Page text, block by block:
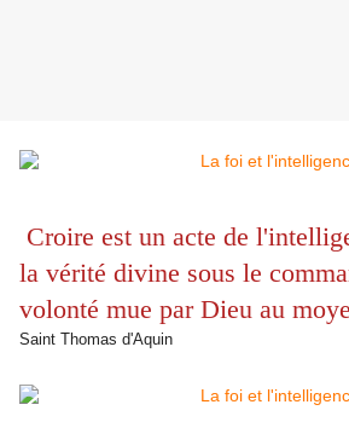
Croire est un acte de
la vérité divine sous le
volonté mue par Dieu au
Saint Thomas d'Aquin